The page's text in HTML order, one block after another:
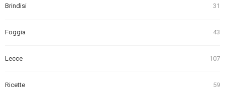
Brindisi 31
Foggia 43
Lecce 107
Ricette 59